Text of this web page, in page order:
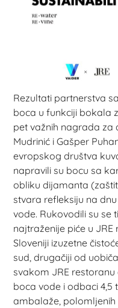
Rezultati partnerstva
boca u funkciji bokala
pet važnih nagrada za
Mudrinić i Gašper
evropskog društva
napravili su bocu sa
obliku dijamanta
stvara refleksiju na
vode. Rukovodili su se
najtraženije piće u
Sloveniji izuzetne
sud, drugačiji od
svakom JRE
boca vode i odbaci
ambalaže, polomljenih